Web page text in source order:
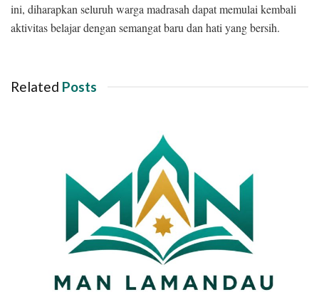
ini, diharapkan seluruh warga madrasah dapat memulai kembali
aktivitas belajar dengan semangat baru dan hati yang bersih.
Related Posts